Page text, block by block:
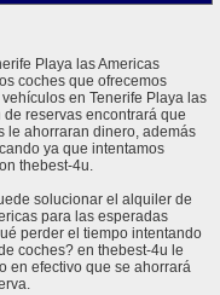
Playa las Americas
coches que ofrecemos
en Tenerife Playa las
reservas encontrará que
le ahorraran dinero, además
ya que intentamos
thebest-4u.
solucionar el alquiler de
para las esperadas
perder el tiempo intentando
coches? en thebest-4u le
en efectivo que se ahorrará